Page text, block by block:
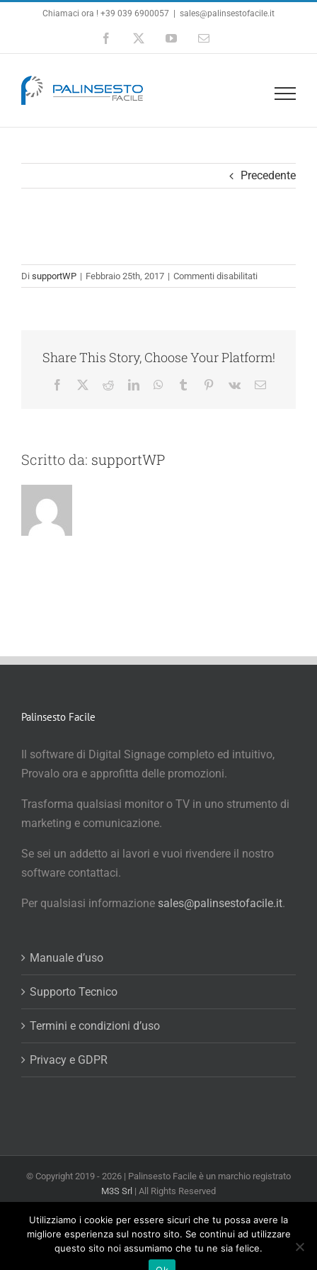
Chiamaci ora ! +39 039 6900057 sales@palinsestofacile.it
Facebook YouTubeEmail
Precedente
Di supportWP | Febbraio 25th, 2017 | Commenti disabilitatisu
testimonials
Share This Story, Choose Your Platform!
Facebook RedditLinkedInWhatsApp
Tumblr Pinterest
Vk Email
Scritto da: supportWP
Palinsesto Facile
Il software di Digital Signage completo ed intuitivo,
Provalo ora e approfitta delle promozioni.
Trasforma qualsiasi monitor o TV in uno strumento di
marketing e comunicazione.
Se sei un addetto ai lavori e vuoi rivendere il nostro
software contattaci.
Per qualsiasi informazione sales@palinsestofacile.it.
Manuale d’uso
Supporto Tecnico
Termini e condizioni d’uso
Privacy e GDPR
© Copyright 2019 - 2026 | Palinsesto Facile è un marchio registrato
M3S Srl | All Rights Reserved
Facebook
X YouTube
Email
Utilizziamo i cookie per essere sicuri che tu possa avere la
migliore esperienza sul nostro sito. Se continui ad utilizzare
questo sito noi assumiamo che tu ne sia felice.